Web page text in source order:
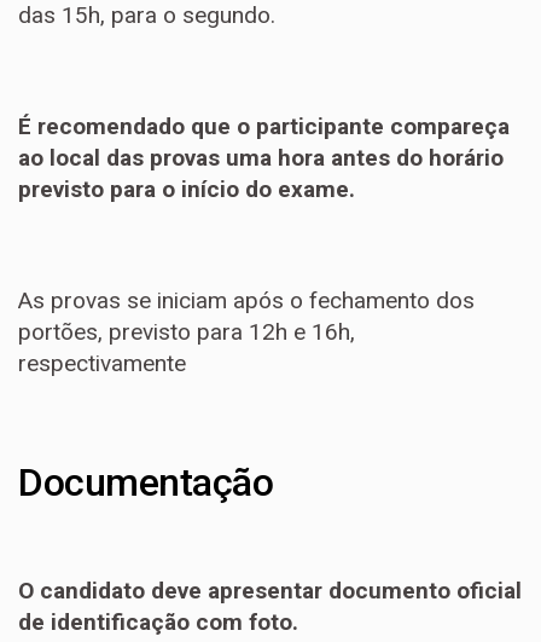
das 15h, para o segundo.
É recomendado que o participante compareça
ao local das provas uma hora antes do horário
previsto para o início do exame.
As provas se iniciam após o fechamento dos
portões, previsto para 12h e 16h,
respectivamente
Documentação
O candidato deve apresentar documento oficial
de identificação com foto.